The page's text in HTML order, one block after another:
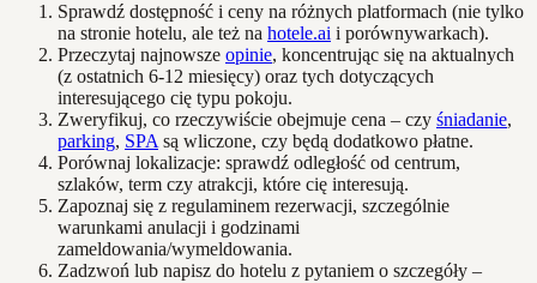
Sprawdź dostępność i ceny na różnych platformach (nie tylko
na stronie hotelu, ale też na hotele.ai i porównywarkach).
Przeczytaj najnowsze opinie, koncentrując się na aktualnych
(z ostatnich 6-12 miesięcy) oraz tych dotyczących
interesującego cię typu pokoju.
Zweryfikuj, co rzeczywiście obejmuje cena – czy śniadanie,
parking, SPAsą wliczone, czy będą dodatkowo płatne.
Porównaj lokalizacje: sprawdź odległość od centrum,
szlaków, term czy atrakcji, które cię interesują.
Zapoznaj się z regulaminem rezerwacji, szczególnie
warunkami anulacji i godzinami
zameldowania/wymeldowania.
Zadzwoń lub napisz do hotelu z pytaniem o szczegóły –